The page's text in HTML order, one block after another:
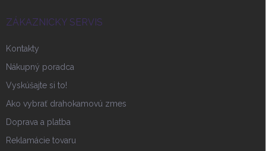
ZÁKAZNICKY SERVIS
Kontakty
Nákupný poradca
Vyskúšajte si to!
Ako vybrať drahokamovú zmes
Doprava a platba
Reklamácie tovaru